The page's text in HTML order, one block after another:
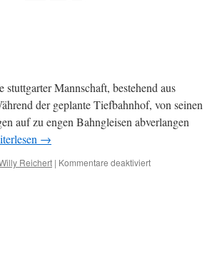
Mannschaft, bestehend aus
der geplante Tiefbahnhof, von seinen
auf zu engen Bahngleisen abverlangen
→
Reichert | Kommentare deaktiviertfür